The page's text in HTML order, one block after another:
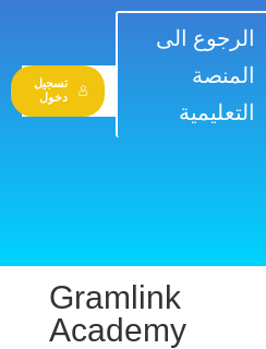
الرجوع الى
المنصة
التعليمية
تسجيل
دخول
Gramlink
Academy